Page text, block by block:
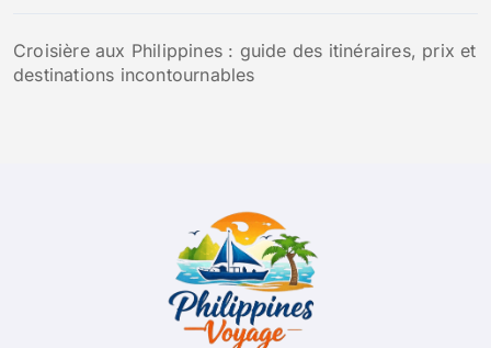
Croisière aux Philippines : guide des itinéraires, prix et
destinations incontournables